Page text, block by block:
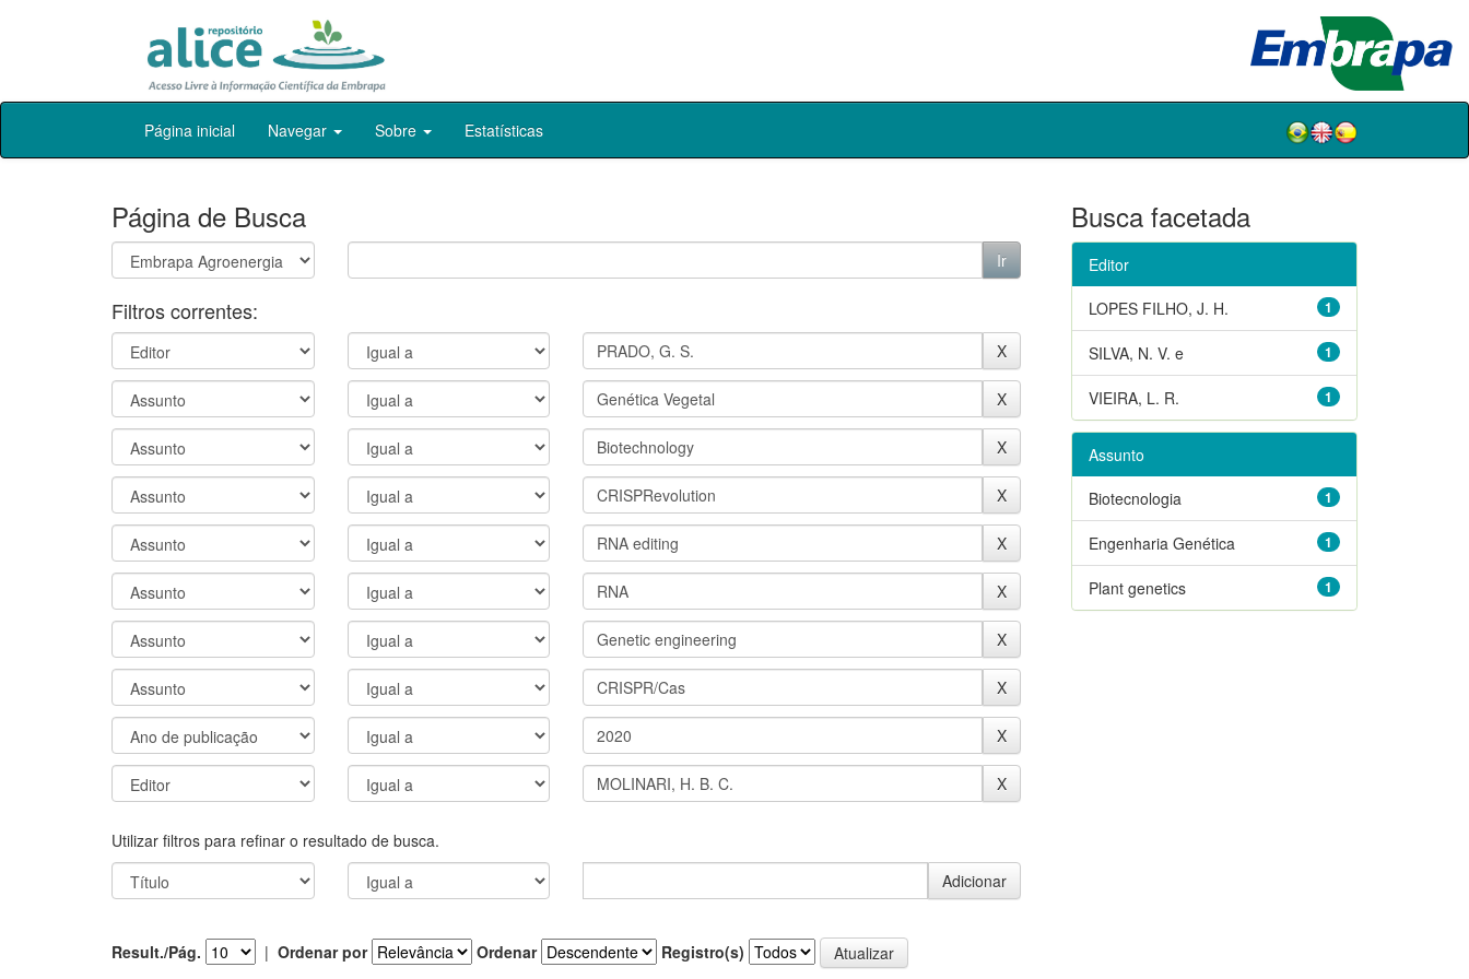
Skip
Página inicial Navegar Sobre Estatísticas
Página de Busca
Filtros correntes:
Utilizar filtros para refinar o resultado de busca.
Result./Pág. | Ordenar por Ordenar Registro(s)
Busca facetada
Editor
1
LOPES FILHO, J. H.
1
SILVA, N. V. e
1
VIEIRA, L. R.
Assunto
1
Biotecnologia
1
Engenharia Genética
1
Plant genetics